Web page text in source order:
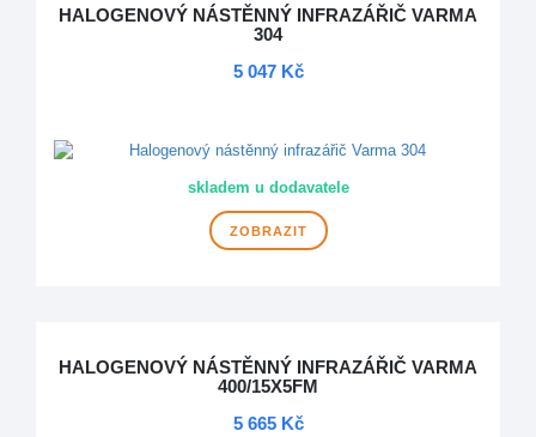
HALOGENOVÝ NÁSTĚNNÝ INFRAZÁŘIČ VARMA
304
5 047 Kč
skladem u dodavatele
ZOBRAZIT
HALOGENOVÝ NÁSTĚNNÝ INFRAZÁŘIČ VARMA
400/15X5FM
5 665 Kč